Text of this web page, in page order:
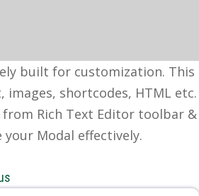
built for customization. This
shortcodes, HTML etc.
Rich Text Editor toolbar &
your Modal effectively.